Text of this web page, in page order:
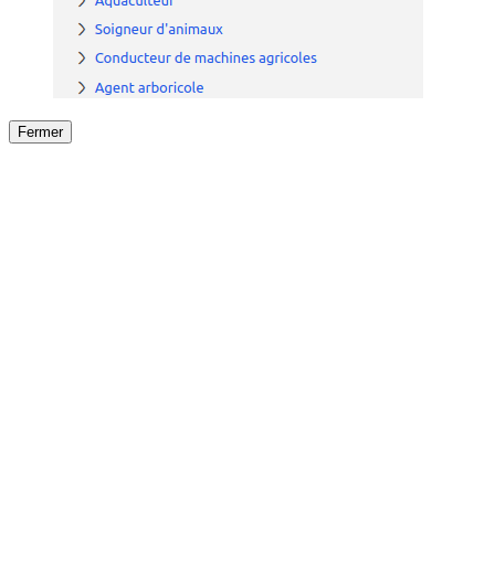
Fermer